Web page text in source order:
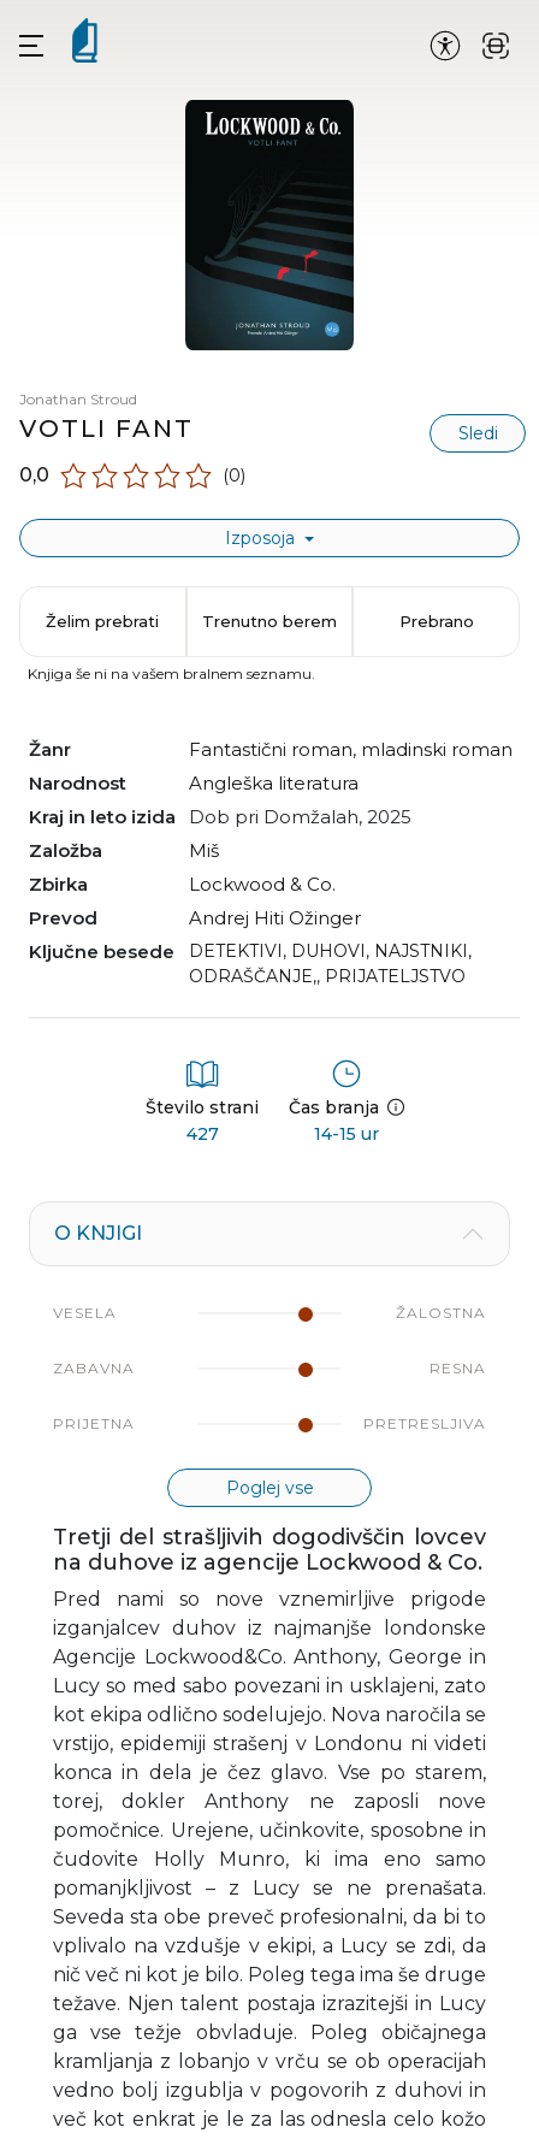
Jonathan Stroud
VOTLI FANT Sledi
0,0 (0)
Izposoja
Žanr fantastični roman, mladinski roman
Narodnost
angleška literatura
Kraj in leto izida
Dob pri Domžalah, 2025
Založba
Miš
Zbirka
Lockwood & Co.
Prevod
Andrej Hiti Ožinger
Ključne besede
DETEKTIVI, DUHOVI, NAJSTNIKI,
ODRAŠČANJE,, PRIJATELJSTVO
Število strani
427
Čas branja
14-15 ur
Želim prebrati Trenutno berem Prebrano
Knjiga še ni na vašem bralnem seznamu.
O KNJIGI
VESELA ŽALOSTNA
ZABAVNA RESNA
PRIJETNA PRETRESLJIVA
Poglej vse
Tretji del strašljivih dogodivščin lovcev
na duhove iz agencije Lockwood & Co.
Pred nami so nove vznemirljive prigode
izganjalcev duhov iz najmanjše londonske
Agencije Lockwood&Co. Anthony, George in
Lucy so med sabo povezani in usklajeni, zato
kot ekipa odlično sodelujejo. Nova naročila se
vrstijo, epidemiji strašenj v Londonu ni videti
konca in dela je čez glavo. Vse po starem,
torej, dokler Anthony ne zaposli nove
pomočnice. Urejene, učinkovite, sposobne in
čudovite Holly Munro, ki ima eno samo
pomanjkljivost – z Lucy se ne prenašata.
Seveda sta obe preveč profesionalni, da bi to
vplivalo na vzdušje v ekipi, a Lucy se zdi, da
nič več ni kot je bilo. Poleg tega ima še druge
težave. Njen talent postaja izrazitejši in Lucy
ga vse težje obvladuje. Poleg običajnega
kramljanja z lobanjo v vrču se ob operacijah
vedno bolj izgublja v pogovorih z duhovi in
več kot enkrat je le za las odnesla celo kožo